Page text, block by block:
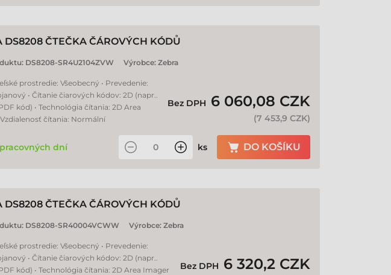
DS8208 ČTEČKA ČÁROVÝCH KÓDŮ
DS8208-SR4U2104ZVW Výrobce: Zebra
prostredie: Všeobecný • Prevedenie:
• Čítanie čiarových kódov: 2D (napr..
kód) • Technológia čítania: 2D Area
čítania: Normální
Bez DPH 6 060,08 CZK
(7 453,9 CZK)
dní ks DO KOŠÍKU
DS8208 ČTEČKA ČÁROVÝCH KÓDŮ
DS8208-SR40004VCWW Výrobce: Zebra
prostredie: Všeobecný • Prevedenie:
• Čítanie čiarových kódov: 2D (napr..
kód) • Technológia čítania: 2D Area Imager
Bez DPH 6 320,2 CZK